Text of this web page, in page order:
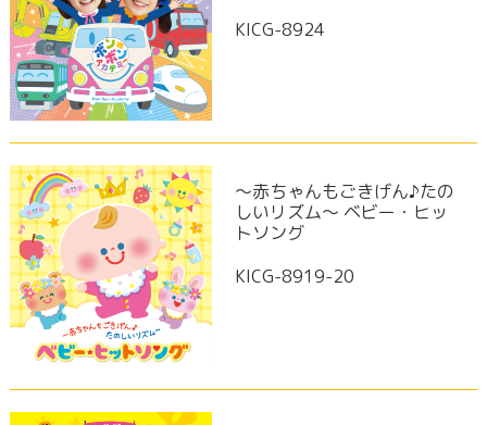
KICG-8924
～赤ちゃんもごきげん♪たの
しいリズム～ ベビー・ヒッ
トソング
KICG-8919-20